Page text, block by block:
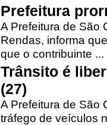
Prefeitura
A Prefeitura de São
Rendas, informa
que o contribuinte ...
Trânsito é
(27)
A Prefeitura de São
tráfego de veículos